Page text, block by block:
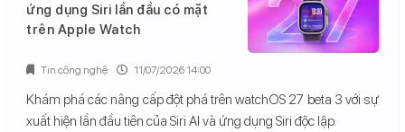
ứng dụng Siri lần đầu có mặt
trên Apple Watch
Khám phá các nâng cấp đột phá trên watchOS 27 beta 3 với sự
xuất hiện lần đầu tiên của Siri AI và ứng dụng Siri độc lập.
Tin công nghệ 11/07/2026 14:00